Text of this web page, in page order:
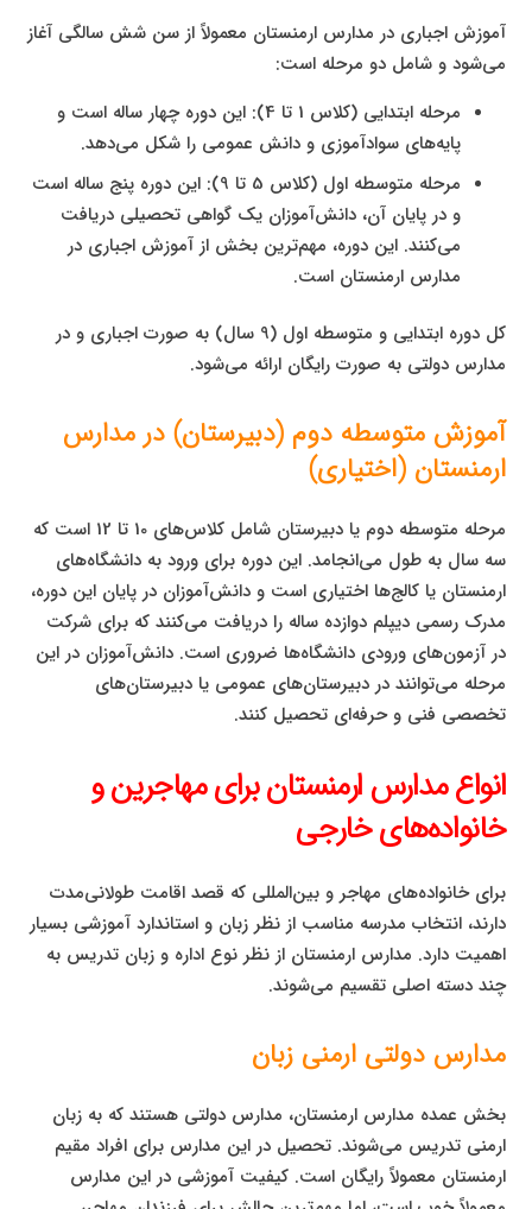
آموزش اجباری در مدارس ارمنستان معمولاً از سن شش سالگی آغاز
می‌شود و شامل دو مرحله است:
مرحله ابتدایی (کلاس 1 تا 4): این دوره چهار ساله است و
پایه‌های سوادآموزی و دانش عمومی را شکل می‌دهد.
مرحله متوسطه اول (کلاس 5 تا 9): این دوره پنج ساله است
و در پایان آن، دانش‌آموزان یک گواهی تحصیلی دریافت
می‌کنند. این دوره، مهم‌ترین بخش از آموزش اجباری در
مدارس ارمنستان است.
کل دوره ابتدایی و متوسطه اول (9 سال) به صورت اجباری و در
مدارس دولتی به صورت رایگان ارائه می‌شود.
آموزش متوسطه دوم (دبیرستان) در مدارس
ارمنستان (اختیاری)
مرحله متوسطه دوم یا دبیرستان شامل کلاس‌های 10 تا 12 است که
سه سال به طول می‌انجامد. این دوره برای ورود به دانشگاه‌های
ارمنستان یا کالج‌ها اختیاری است و دانش‌آموزان در پایان این دوره،
مدرک رسمی دیپلم دوازده ساله را دریافت می‌کنند که برای شرکت
در آزمون‌های ورودی دانشگاه‌ها ضروری است. دانش‌آموزان در این
مرحله می‌توانند در دبیرستان‌های عمومی یا دبیرستان‌های
تخصصی فنی و حرفه‌ای تحصیل کنند.
انواع مدارس ارمنستان برای مهاجرین و
خانواده‌های خارجی
برای خانواده‌های مهاجر و بین‌المللی که قصد اقامت طولانی‌مدت
دارند، انتخاب مدرسه مناسب از نظر زبان و استاندارد آموزشی بسیار
اهمیت دارد. مدارس ارمنستان از نظر نوع اداره و زبان تدریس به
چند دسته اصلی تقسیم می‌شوند.
مدارس دولتی ارمنی زبان
بخش عمده مدارس ارمنستان، مدارس دولتی هستند که به زبان
ارمنی تدریس می‌شوند. تحصیل در این مدارس برای افراد مقیم
ارمنستان معمولاً رایگان است. کیفیت آموزشی در این مدارس